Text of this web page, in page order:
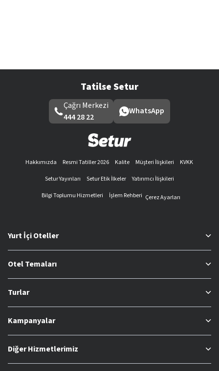
Tatilse Setur
Çağrı Merkezi
444 28 22
WhatsApp
Hakkımızda Resmi Tatiller 2026 Kalite Müşteri İlişkileri
KVKK
Setur Yayınları
Setur Etik İlkeler
Yatırımcı İlişkileri
Bilgi Toplumu Hizmetleri
İşlem Rehberi Çerez Ayarları
Yurt İçi Oteller
Otel Temaları
Turlar
Kampanyalar
Diğer Hizmetlerimiz